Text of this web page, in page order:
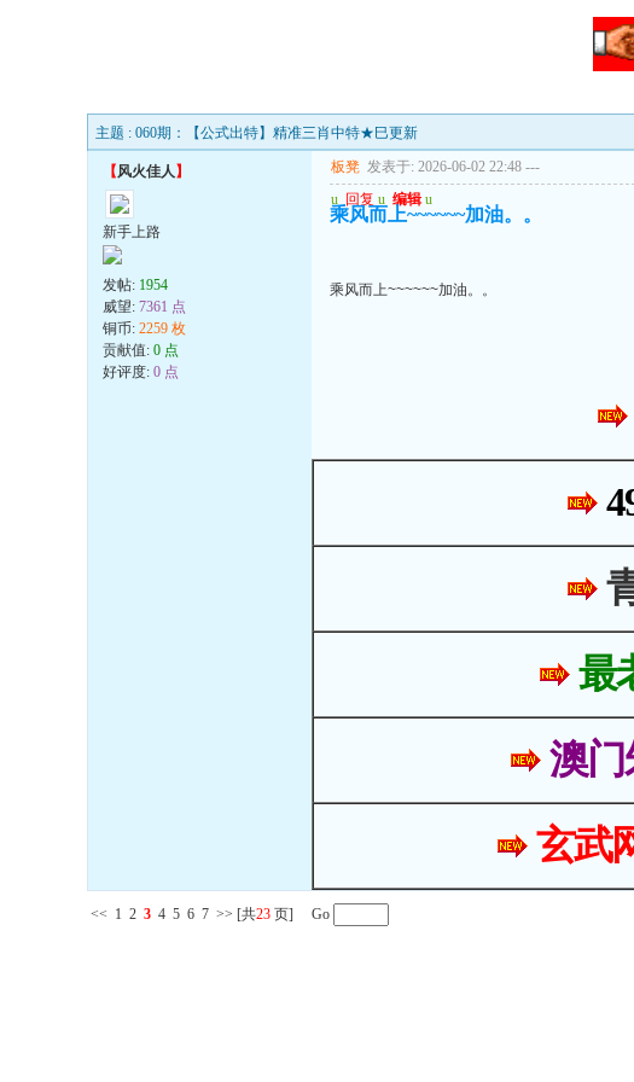
主题 : 060期：【公式出特】精准三肖中特★巳更新
【风火佳人 】
新手上路
发帖: 1954
威望: 7361 点
铜币: 2259 枚
贡献值: 0 点
好评度: 0 点
板凳 发表于: 2026-06-02 22:48 ---
u 回复 u 编辑 u
乘风而上~~~~~~加油。。
乘风而上~~~~~~加油。。
最
澳
玄武
<< 1 2 3 4 5 6 7 >> [共23 页] Go